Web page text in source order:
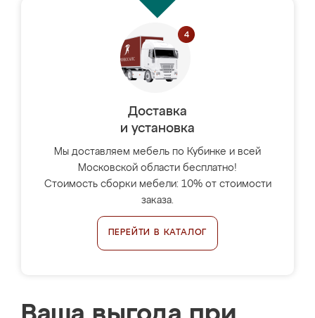
Доставка
и установка
Мы доставляем мебель по Кубинке и всей
Московской области бесплатно!
Стоимость сборки мебели: 10% от стоимости
заказа.
ПЕРЕЙТИ В КАТАЛОГ